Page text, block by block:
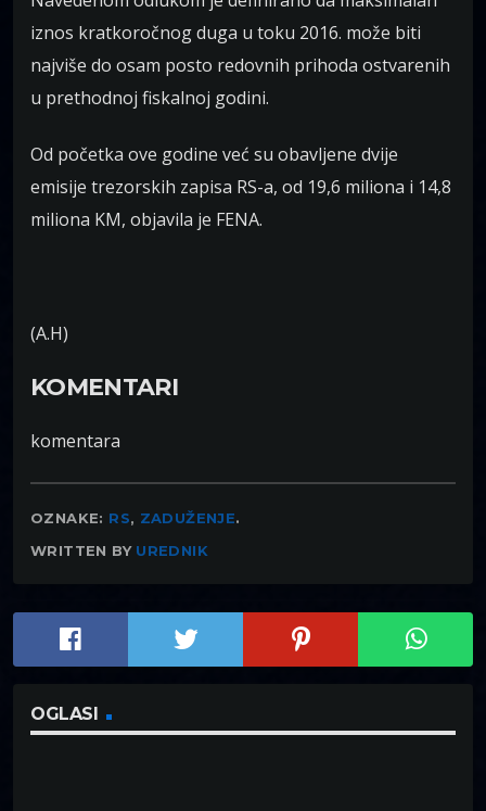
iznos kratkoročnog duga u toku 2016. može biti
najviše do osam posto redovnih prihoda ostvarenih
u prethodnoj fiskalnoj godini.
Od početka ove godine već su obavljene dvije
emisije trezorskih zapisa RS-a, od 19,6 miliona i 14,8
miliona KM, objavila je FENA.
(A.H)
KOMENTARI
komentara
OZNAKE: RS, ZADUŽENJE.
WRITTEN BY UREDNIK
OGLASI